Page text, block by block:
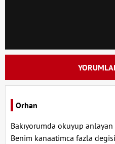
Orhan
Bakıyorumda okuyup
Benim kanaatimca fazla